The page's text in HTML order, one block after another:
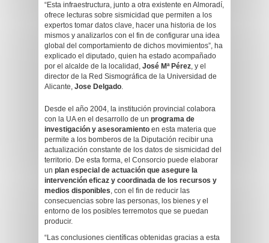
“Esta infraestructura, junto a otra existente en Almoradí,
ofrece lecturas sobre sismicidad que permiten a los
expertos tomar datos clave, hacer una historia de los
mismos y analizarlos con el fin de configurar una idea
global del comportamiento de dichos movimientos”, ha
explicado el diputado, quien ha estado acompañado
por el alcalde de la localidad, José Mª Pérez, y el
director de la Red Sismográfica de la Universidad de
Alicante, Jose Delgado.
Desde el año 2004, la institución provincial colabora
con la UA en el desarrollo de un programa de
investigación y asesoramiento en esta materia que
permite a los bomberos de la Diputación recibir una
actualización constante de los datos de sismicidad del
territorio. De esta forma, el Consorcio puede elaborar
un plan especial de actuación que asegure la
intervención eficaz y coordinada de los recursos y
medios disponibles, con el fin de reducir las
consecuencias sobre las personas, los bienes y el
entorno de los posibles terremotos que se puedan
producir.
“Las conclusiones científicas obtenidas gracias a esta